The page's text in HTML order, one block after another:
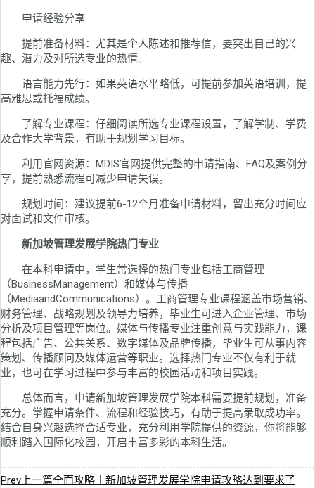
申请经验分享
提前准备材料：尤其是个人陈述和推荐信，要突出自己的兴
趣、潜力及对所选专业的热情。
语言能力先行：如果英语水平略低，可提前参加英语培训，提
高雅思或托福成绩。
了解专业课程：仔细阅读所选专业课程设置，了解学制、学费
及合作大学背景，有助于规划学习目标。
利用官网资源：MDIS官网提供完整的申请指南、FAQ及案例分
享，提前熟悉流程可减少申请失误。
规划时间：建议提前6-12个月准备申请材料，留出充分时间应
对面试和文件审核。
新加坡管理发展学院热门专业
在本科申请中，学生常选择的热门专业包括工商管理
（BusinessManagement）和媒体与传播
（MediaandCommunications）。工商管理专业课程涵盖市场营销、
财务管理、战略规划及领导力培养，毕业生可进入企业管理、市场
分析及项目管理等岗位。媒体与传播专业注重创意与实践能力，课
程包括广告、公共关系、数字媒体及品牌传播，毕业生可从事内容
策划、传播顾问及媒体运营等职业。选择热门专业不仅有利于就
业，也可在学习过程中参与丰富的校园活动和项目实践。
总体而言，申请新加坡管理发展学院本科需要提前规划，准备
充分。掌握申请条件、流程和经验技巧，有助于提高录取成功率。
结合自身兴趣选择合适专业，充分利用学院提供的资源，你将能够
顺利踏入国际化校园，开启丰富多彩的本科生活。
Prev上一篇全面攻略｜新加坡管理发展学院申请攻略达到要求了